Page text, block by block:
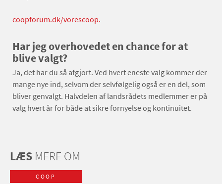
coopforum.dk/vorescoop.
Har jeg overhovedet en chance for at
blive valgt?
Ja, det har du så afgjort. Ved hvert eneste valg kommer der
mange nye ind, selvom der selvfølgelig også er en del, som
bliver genvalgt. Halvdelen af landsrådets medlemmer er på
valg hvert år for både at sikre fornyelse og kontinuitet.
LÆS MERE OM
COOP